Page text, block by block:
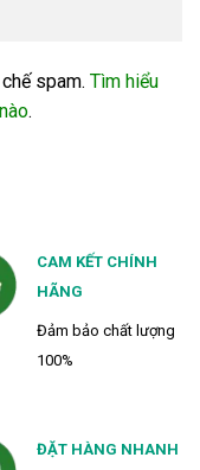
spam. Tìm hiểu
.
CAM KẾT CHÍNH
HÃNG
Đảm bảo chất lượng
100%
ĐẶT HÀNG NHANH